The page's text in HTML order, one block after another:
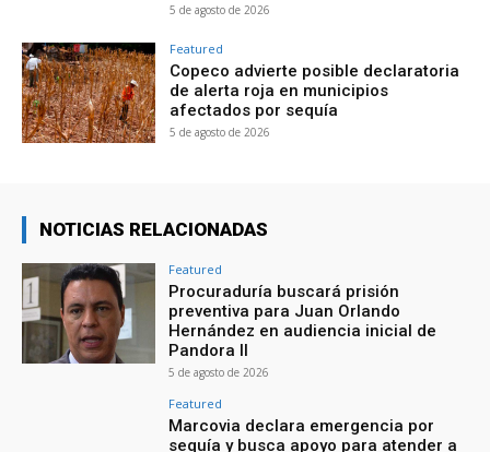
5 de agosto de 2026
Featured
Copeco advierte posible declaratoria
de alerta roja en municipios
afectados por sequía
5 de agosto de 2026
NOTICIAS RELACIONADAS
Featured
Procuraduría buscará prisión
preventiva para Juan Orlando
Hernández en audiencia inicial de
Pandora II
5 de agosto de 2026
Featured
Marcovia declara emergencia por
sequía y busca apoyo para atender a